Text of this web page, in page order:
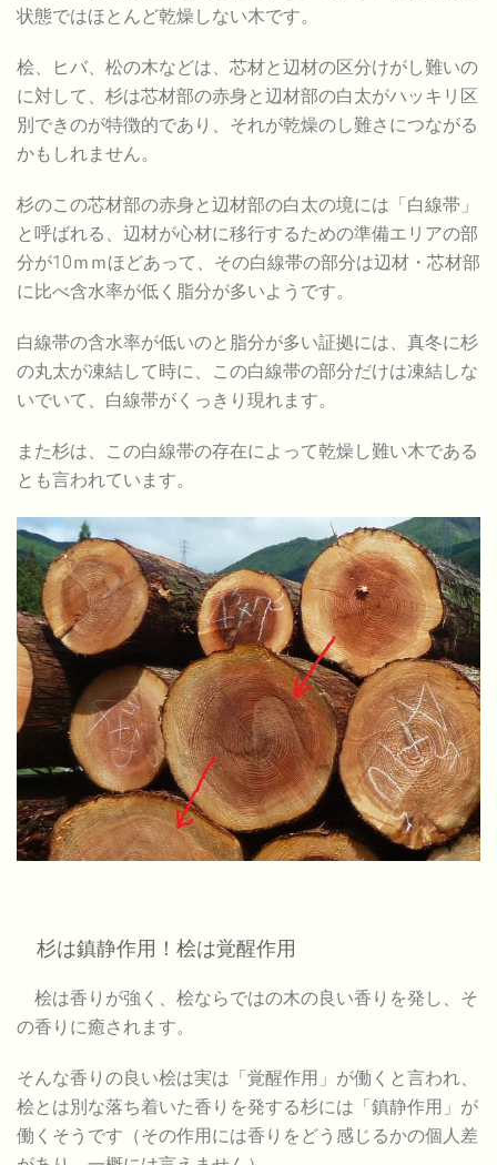
状態ではほとんど乾燥しない木です。
桧、ヒバ、松の木などは、芯材と辺材の区分けがし難いの
に対して、杉は芯材部の赤身と辺材部の白太がハッキリ区
別できのが特徴的であり、それが乾燥のし難さにつながる
かもしれません。
杉のこの芯材部の赤身と辺材部の白太の境には「白線帯」
と呼ばれる、辺材が心材に移行するための準備エリアの部
分が10ｍｍほどあって、その白線帯の部分は辺材・芯材部
に比べ含水率が低く脂分が多いようです。
白線帯の含水率が低いのと脂分が多い証拠には、真冬に杉
の丸太が凍結して時に、この白線帯の部分だけは凍結しな
いでいて、白線帯がくっきり現れます。
また杉は、この白線帯の存在によって乾燥し難い木である
とも言われています。
杉は鎮静作用！桧は覚醒作用
桧は香りが強く、桧ならではの木の良い香りを発し、そ
の香りに癒されます。
そんな香りの良い桧は実は「覚醒作用」が働くと言われ、
桧とは別な落ち着いた香りを発する杉には「鎮静作用」が
働くそうです（その作用には香りをどう感じるかの個人差